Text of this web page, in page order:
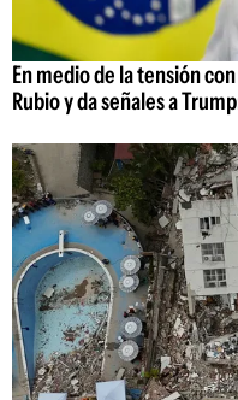
En medio de la tensión
Rubio y da señales a